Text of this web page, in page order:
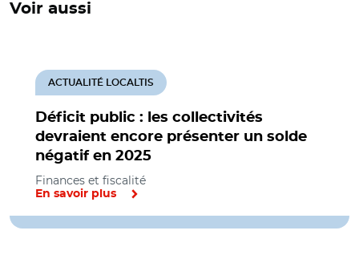
Voir aussi
Déficit public : les collectivités
devraient encore présenter un solde
négatif en 2025
ACTUALITÉ LOCALTIS
Finances et fiscalité
En savoir plus